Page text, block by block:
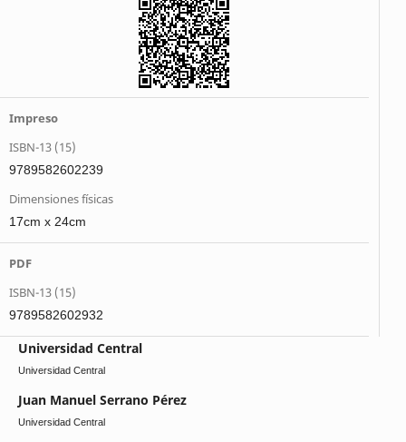
Impreso
ISBN-13 (15)
9789582602239
Dimensiones físicas
17cm x 24cm
PDF
ISBN-13 (15)
9789582602932
Universidad Central
Universidad Central
Juan Manuel Serrano Pérez
Universidad Central